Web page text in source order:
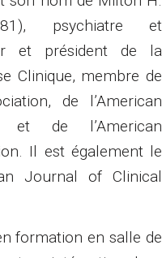
psychiatre et
et président de la
Clinique, membre de
de l’American
et de l’American
Il est également le
Journal of Clinical
formation en salle de